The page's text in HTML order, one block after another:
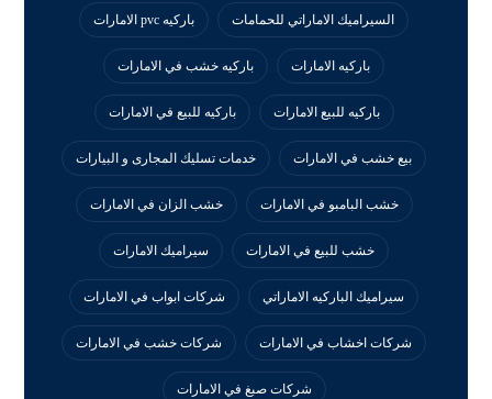
السيراميك الاماراتي للحمامات باركيه pvc الامارات
باركيه الامارات باركيه خشب في الامارات
باركيه للبيع الامارات باركيه للبيع في الامارات
بيع خشب في الامارات خدمات تسليك المجارى و البيارات
خشب البامبو في الامارات خشب الزان في الامارات
خشب للبيع في الامارات سيراميك الامارات
سيراميك الباركيه الاماراتي شركات ابواب في الامارات
شركات اخشاب في الامارات شركات خشب في الامارات
شركات صبغ في الامارات